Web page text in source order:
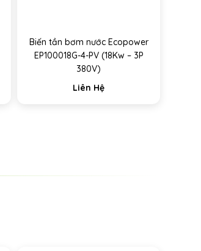
Biến tần bơm nước Ecopower
EP100018G-4-PV (18Kw – 3P
380V)
Liên Hệ